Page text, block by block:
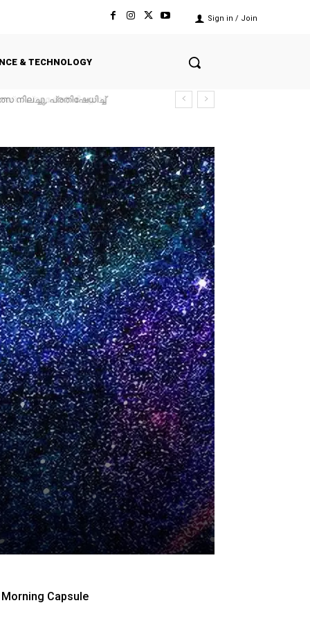
Sign in / Join
& TECHNOLOGY
ക്രമക്കേട്, പി.എസ്
Morning Capsule